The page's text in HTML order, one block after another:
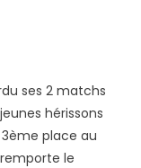
ses 2 matchs
hérissons
place au
le